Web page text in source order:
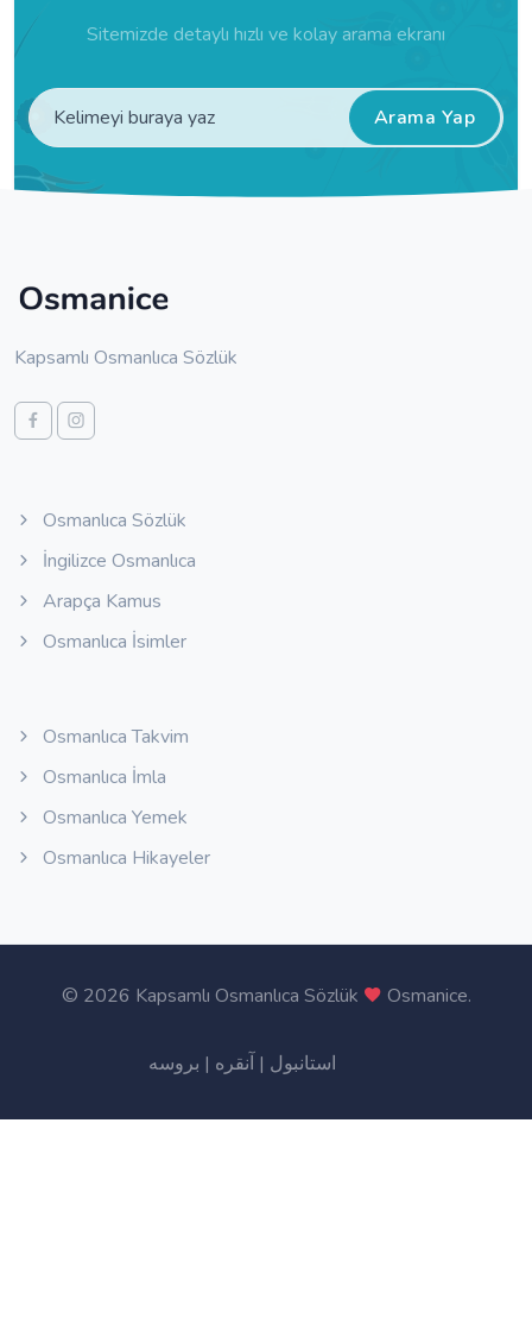
Sitemizde detaylı hızlı ve kolay arama ekranı
Arama Yap
Kapsamlı Osmanlıca Sözlük
Osmanlıca Sözlük
İngilizce Osmanlıca
Arapça Kamus
Osmanlıca İsimler
Osmanlıca Takvim
Osmanlıca İmla
Osmanlıca Yemek
Osmanlıca Hikayeler
© 2026 Kapsamlı Osmanlıca Sözlük Osmanice.
استانبول | آنقره | بروسه